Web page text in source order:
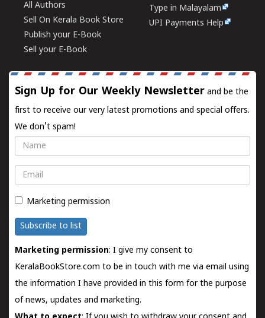
All Authors
Sell On Kerala Book Store
Publish your E-Book
Sell your E-Book
Type in Malayalam
UPI Payments Help
Sign Up for Our Weekly Newsletter and be the
first to receive our very latest promotions and special offers.
We don't spam!
Name
Email
Marketing permission
Subscribe to list
Marketing permission: I give my consent to
KeralaBookStore.com to be in touch with me via email using
the information I have provided in this form for the purpose
of news, updates and marketing.